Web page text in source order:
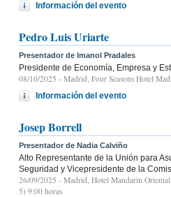
Información del evento
Pedro Luis Uriarte
Presentador de Imanol Pradales
Presidente de Economía, Empresa y
08/10/2025 - Madrid, Four Seasons Hotel
Información del evento
Josep Borrell
Presentador de Nadia Calviño
Alto Representante de la Unión para
Seguridad y Vicepresidente de la
26/09/2025 - Madrid, Hotel Mandarin
5) 9:00 horas